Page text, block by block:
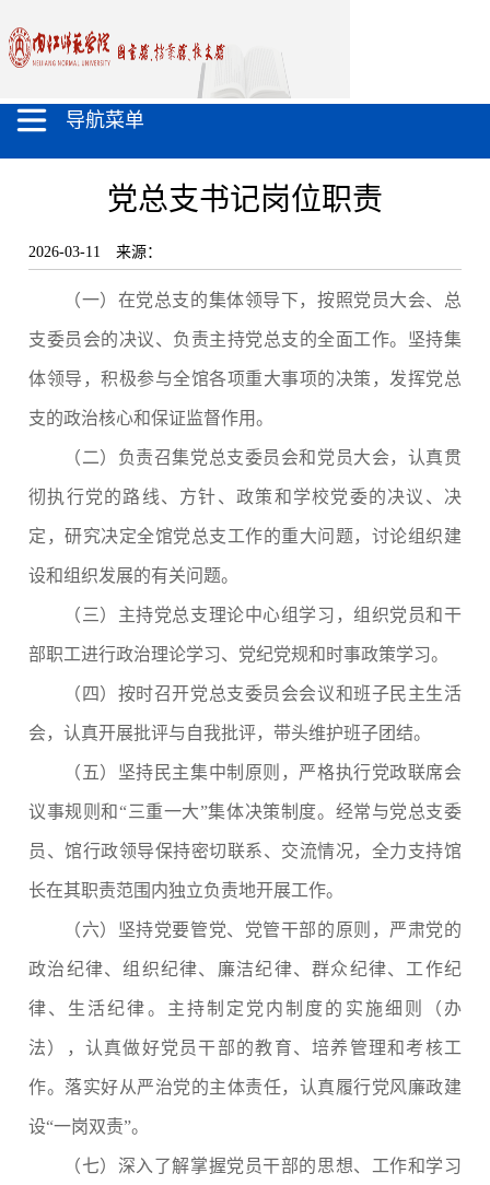
导航菜单
党总支书记岗位职责
2026-03-11 来源：
（一） 在党总支的集体领导下，按照党员大会、总
支委员会的决议、负责主持党总支的全面工作。坚持集
体领导，积极参与全馆各项重大事项的决策，发挥党总
支的政治核心和保证监督作用。
（二）负责召集党总支委员会和党员大会，认真贯
彻执行党的路线、方针、政策和学校党委的决议、决
定，研究决定全馆党总支工作的重大问题，讨论组织建
设和组织发展的有关问题。
（三）主持党总支理论中心组学习，组织党员和干
部职工进行政治理论学习、党纪党规和时事政策学习。
（四）按时召开党总支委员会会议和班子民主生活
会，认真开展批评与自我批评，带头维护班子团结。
（五）坚持民主集中制原则，严格执行党政联席会
议事规则和“三重一大”集体决策制度。经常与党总支委
员、馆行政领导保持密切联系、交流情况，全力支持馆
长在其职责范围内独立负责地开展工作。
（六）坚持党要管党、党管干部的原则，严肃党的
政治纪律、组织纪律、廉洁纪律、群众纪律、工作纪
律、生活纪律。主持制定党内制度的实施细则（办
法），认真做好党员干部的教育、培养管理和考核工
作。落实好从严治党的主体责任，认真履行党风廉政建
设“一岗双责”。
（七）深入了解掌握党员干部的思想、工作和学习